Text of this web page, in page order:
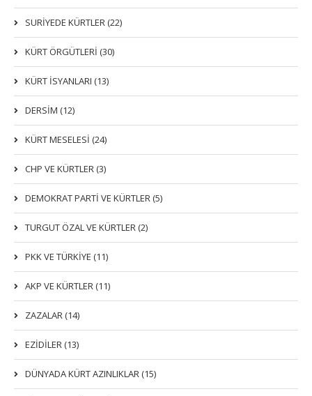
SURİYEDE KÜRTLER (22)
KÜRT ÖRGÜTLERİ (30)
KÜRT İSYANLARI (13)
DERSIM (12)
KÜRT MESELESİ (24)
CHP VE KÜRTLER (3)
DEMOKRAT PARTI VE KÜRTLER (5)
TURGUT ÖZAL VE KÜRTLER (2)
PKK VE TÜRKIYE (11)
AKP VE KÜRTLER (11)
ZAZALAR (14)
EZIDILER (13)
DÜNYADA KÜRT AZINLIKLAR (15)